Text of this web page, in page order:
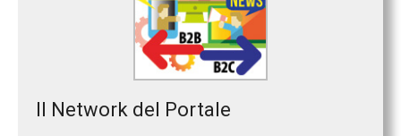
Il Network del Portale